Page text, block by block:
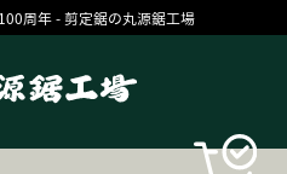
周年 - 剪定鋸の丸源鋸工場
Products